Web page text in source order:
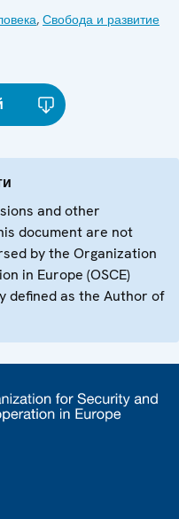
, Свобода и развитие
and other
document are not
by the Organization
in Europe (OSCE)
defined as the Author of